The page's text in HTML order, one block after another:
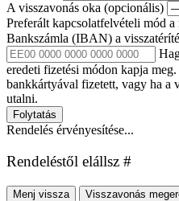
A visszavonás oka (opcionális)
Preferált kapcsolatfelvételi mód a
Bankszámla (IBAN) a
eredeti fizetési módon kapja
bankkártyával fizetett, vagy ha a
utalni.
Folytatás
Rendelés érvényesítése...
Rendeléstől elállsz #
Menj vissza Visszavonás